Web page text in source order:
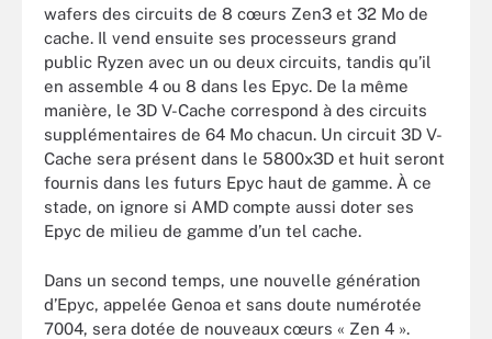
wafers des circuits de 8 cœurs Zen3 et 32 Mo de
cache. Il vend ensuite ses processeurs grand
public Ryzen avec un ou deux circuits, tandis qu’il
en assemble 4 ou 8 dans les Epyc. De la même
manière, le 3D V-Cache correspond à des circuits
supplémentaires de 64 Mo chacun. Un circuit 3D V-
Cache sera présent dans le 5800x3D et huit seront
fournis dans les futurs Epyc haut de gamme. À ce
stade, on ignore si AMD compte aussi doter ses
Epyc de milieu de gamme d’un tel cache.
Dans un second temps, une nouvelle génération
d’Epyc, appelée Genoa et sans doute numérotée
7004, sera dotée de nouveaux cœurs « Zen 4 ».